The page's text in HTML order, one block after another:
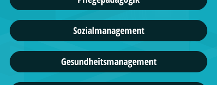
Sozialmanagement
Gesundheitsmanagement